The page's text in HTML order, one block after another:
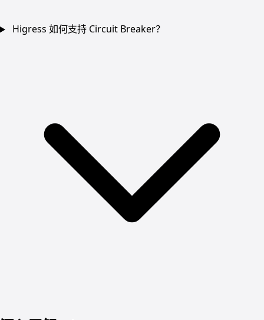
Higress 如何支持 Circuit Breaker？